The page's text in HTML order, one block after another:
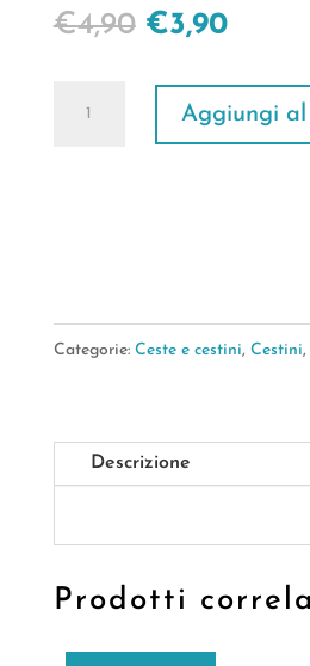
€4,90 Il
originale
era:
€3,90Il
è:
Aggiungi
Categorie: Ceste e cestini, Cestini,
Descrizione
Prodotti